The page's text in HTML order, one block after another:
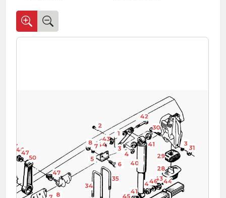
41
41
41
28
29
30
31
34
35
40
42
43
43
43
44
44
45
46
4647
47
50
1
2
3
3
4
5
6
7
8
8